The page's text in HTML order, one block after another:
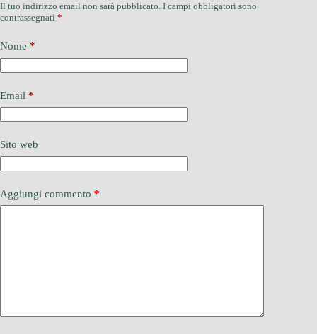
Il tuo indirizzo email non sarà pubblicato. I campi obbligatori sono
contrassegnati *
Nome *
Email *
Sito web
Aggiungi commento *